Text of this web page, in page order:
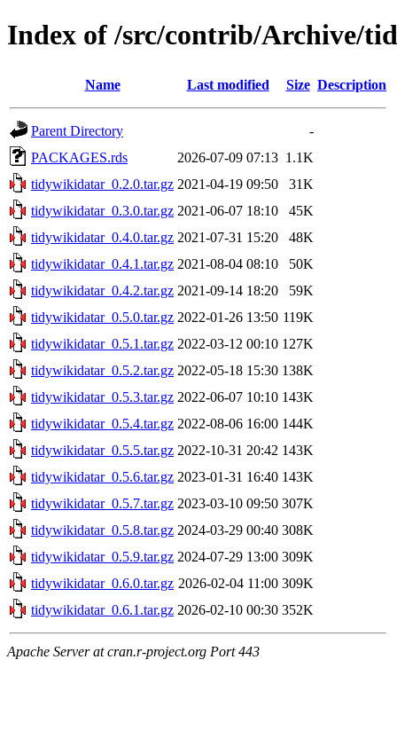
Index of /src/contrib/Archive/
Name Last modified Size Description
Parent Directory
-
PACKAGES.rds
2026-07-09 07:13 1.1K
tidywikidatar_0.2.0.tar.gz 2021-04-19 09:50
31K
tidywikidatar_0.3.0.tar.gz 2021-06-07 18:10
45K
tidywikidatar_0.4.0.tar.gz 2021-07-31 15:20
48K
tidywikidatar_0.4.1.tar.gz 2021-08-04 08:10
50K
tidywikidatar_0.4.2.tar.gz 2021-09-14 18:20
59K
tidywikidatar_0.5.0.tar.gz 2022-01-26 13:50 119K
tidywikidatar_0.5.1.tar.gz 2022-03-12 00:10 127K
tidywikidatar_0.5.2.tar.gz 2022-05-18 15:30 138K
tidywikidatar_0.5.3.tar.gz 2022-06-07 10:10 143K
tidywikidatar_0.5.4.tar.gz 2022-08-06 16:00 144K
tidywikidatar_0.5.5.tar.gz 2022-10-31 20:42 143K
tidywikidatar_0.5.6.tar.gz 2023-01-31 16:40 143K
tidywikidatar_0.5.7.tar.gz 2023-03-10 09:50 307K
tidywikidatar_0.5.8.tar.gz 2024-03-29 00:40 308K
tidywikidatar_0.5.9.tar.gz 2024-07-29 13:00 309K
tidywikidatar_0.6.0.tar.gz 2026-02-04 11:00 309K
tidywikidatar_0.6.1.tar.gz 2026-02-10 00:30 352K
Apache Server at cran.r-project.org Port 443